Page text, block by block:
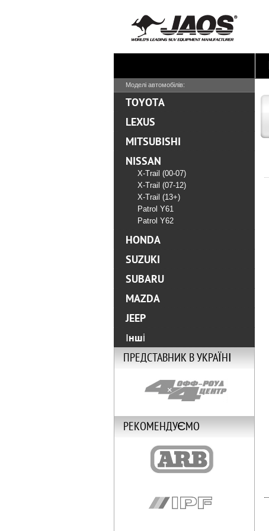
Моделі автомобілів:
TOYOTA
LEXUS
MITSUBISHI
NISSAN
X-Trail (00-07)
X-Trail (07-12)
X-Trail (13+)
Patrol Y61
Patrol Y62
HONDA
SUZUKI
SUBARU
MAZDA
JEEP
Інші
ПРЕДСТАВНИК В УКРАЇНІ
РЕКОМЕНДУЄМО